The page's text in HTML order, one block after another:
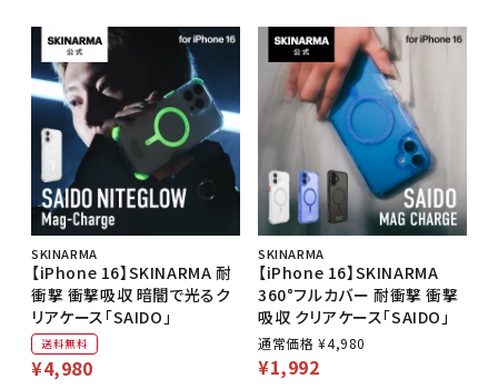
SKINARMA
【iPhone 16】SKINARMA 耐
衝撃 衝撃吸収 暗闇で光るク
リアケース「SAIDO」
送料無料
¥4,980
SKINARMA
【iPhone 16】SKINARMA
360°フルカバー 耐衝撃 衝撃
吸収 クリアケース「SAIDO」
通常価格 ¥4,980
¥1,992